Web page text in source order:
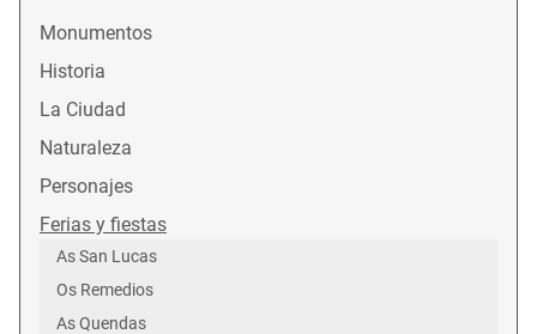
Monumentos
Historia
La Ciudad
Naturaleza
Personajes
Ferias y fiestas
As San Lucas
Os Remedios
As Quendas